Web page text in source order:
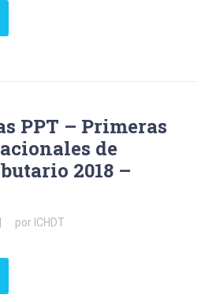
PPT – Primeras
de
2018 –
por ICHDT